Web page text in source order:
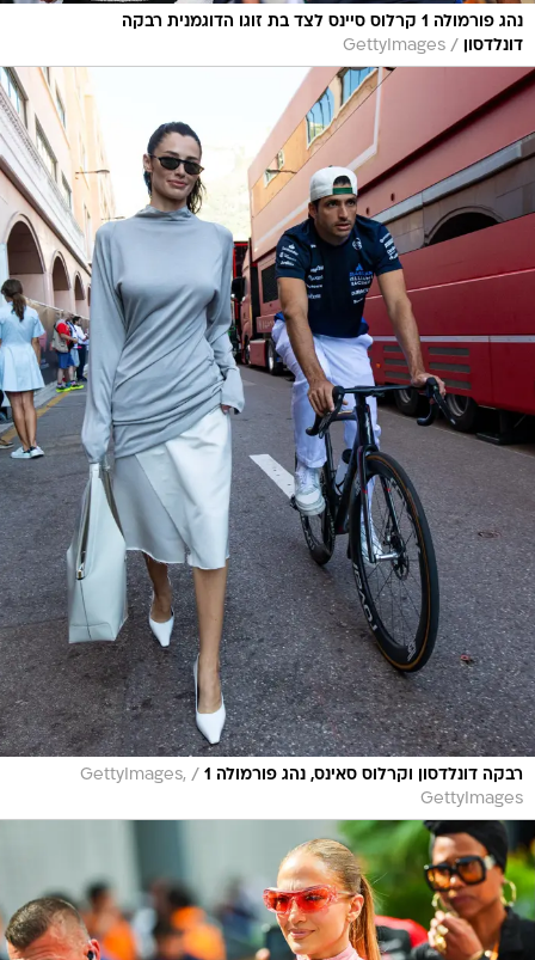
נהג פורמולה 1 קרלוס סיינס לצד בת זוגו הדוגמנית רבקה
דונלדסון
/
GettyImages
רבקה דונלדסון וקרלוס סאינס, נהג פורמולה 1 /
GettyImages,
GettyImages